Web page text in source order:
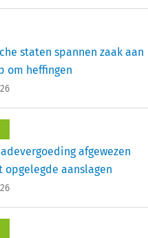
staten spannen zaak aan
om heffingen
afgewezen
opgelegde aanslagen